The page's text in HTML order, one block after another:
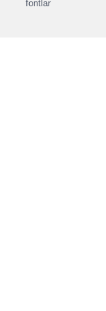
fontlar